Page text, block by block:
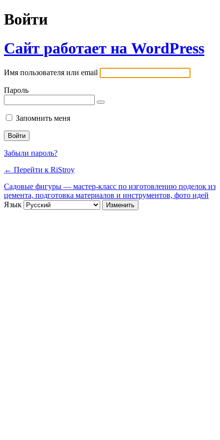
Войти
Сайт работает на WordPress
Имя пользователя или email
Пароль
Запомнить меня
Забыли пароль?
← Перейти к RiStroy
Садовые фигуры — мастер-класс по изготовлению поделок из
цемента, подготовка материалов и инструментов, фото идей
Язык